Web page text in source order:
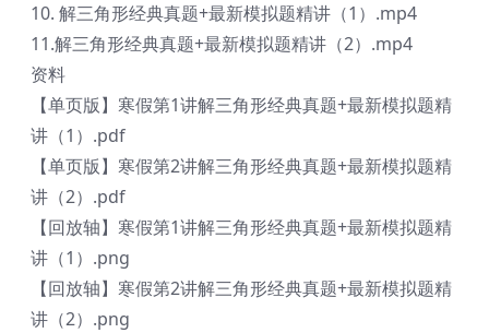
10. 解三角形经典真题+最新模拟题精讲（1）.mp4
11.解三角形经典真题+最新模拟题精讲（2）.mp4
资料
【单页版】寒假第1讲解三角形经典真题+最新模拟题精
讲（1）.pdf
【单页版】寒假第2讲解三角形经典真题+最新模拟题精
讲（2）.pdf
【回放轴】寒假第1讲解三角形经典真题+最新模拟题精
讲（1）.png
【回放轴】寒假第2讲解三角形经典真题+最新模拟题精
讲（2）.png